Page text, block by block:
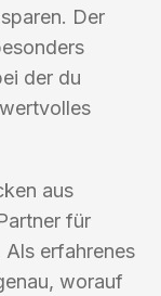
Der
der du
aus
für
erfahrenes
worauf